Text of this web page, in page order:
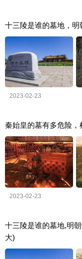
十三陵是谁的墓地，
2023-02-23
秦始皇的墓有多危险
2023-02-23
十三陵是谁的墓地,明
大)